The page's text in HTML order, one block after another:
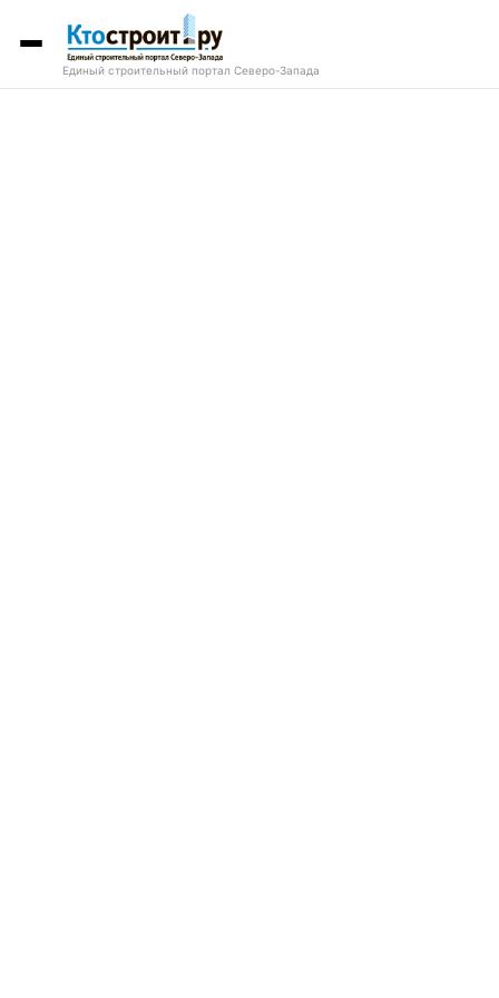
Единый строительный портал Северо-Запада